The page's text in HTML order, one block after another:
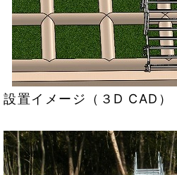
設置イメージ（３D CAD）